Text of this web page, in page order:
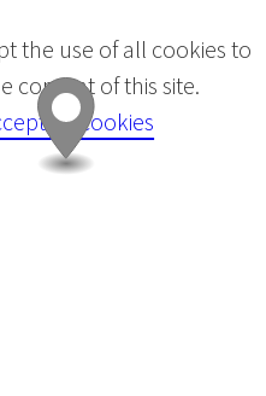
the use of all cookies to
content of this site.
all cookies